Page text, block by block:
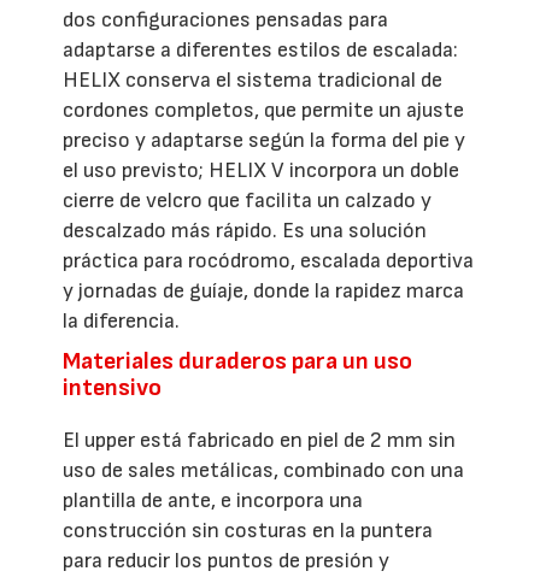
dos configuraciones pensadas para
adaptarse a diferentes estilos de escalada:
HELIX conserva el sistema tradicional de
cordones completos, que permite un ajuste
preciso y adaptarse según la forma del pie y
el uso previsto; HELIX V incorpora un doble
cierre de velcro que facilita un calzado y
descalzado más rápido. Es una solución
práctica para rocódromo, escalada deportiva
y jornadas de guíaje, donde la rapidez marca
la diferencia.
Materiales duraderos para un uso
intensivo
El upper está fabricado en piel de 2 mm sin
uso de sales metálicas, combinado con una
plantilla de ante, e incorpora una
construcción sin costuras en la puntera
para reducir los puntos de presión y